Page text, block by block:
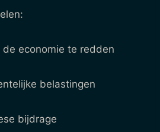
de economie te redden
belastingen
bijdrage